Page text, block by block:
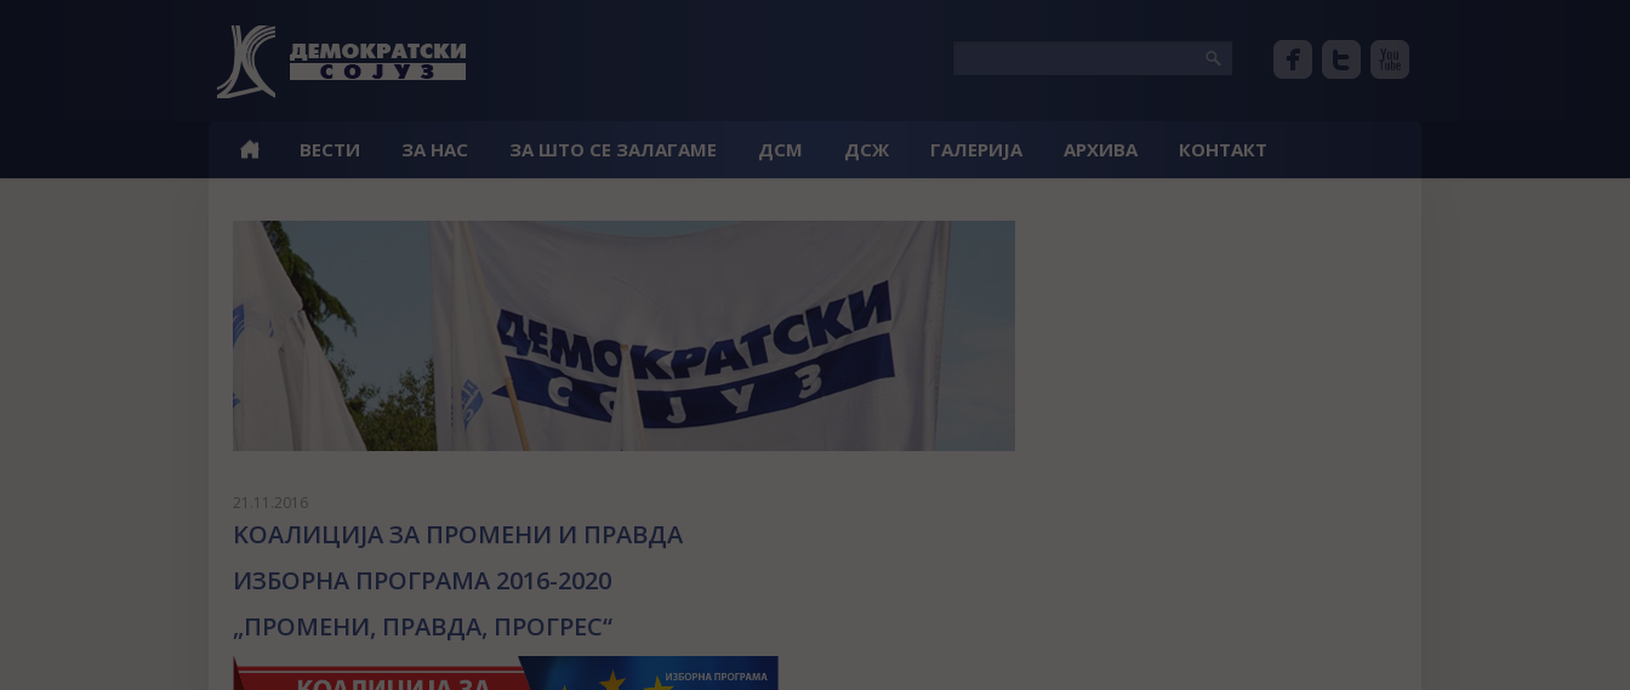
ВЕСТИ ЗА НАС ЗА ШТО СЕ ЗАЛАГАМЕ ДСМ ДСЖ ГАЛЕРИЈА АРХИВА КОНТАКТ
21.11.2016
KОАЛИЦИЈА ЗА ПРОМЕНИ И ПРАВДА
ИЗБОРНА ПРОГРАМА 2016-2020
„ПРОМЕНИ, ПРАВДА, ПРОГРЕС“